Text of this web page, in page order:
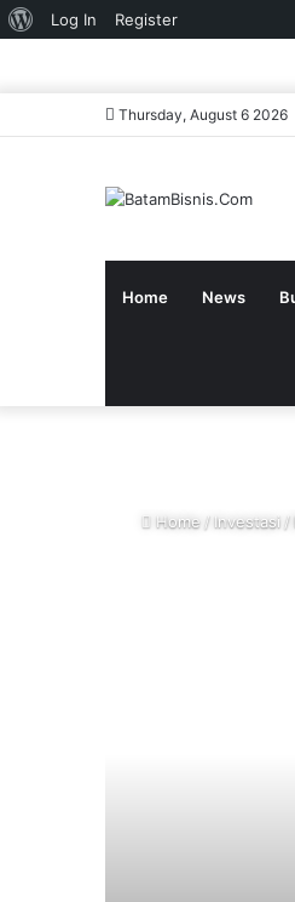
About
Log In Register
Thursday, August 6 2026
Home News
Home/Investasi/